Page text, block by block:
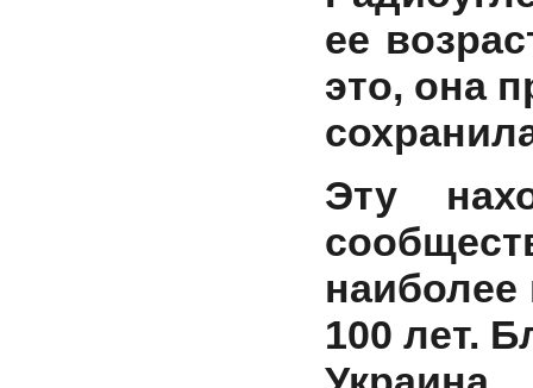
ее
это, она
Эту
100 лет.